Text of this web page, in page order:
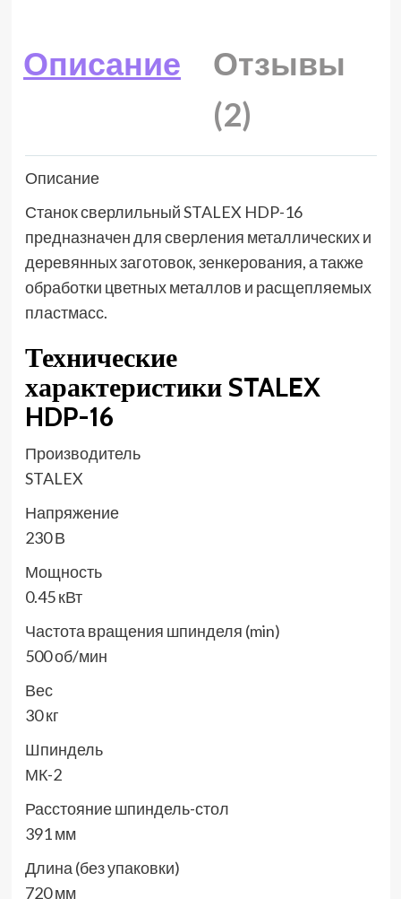
Описание
Отзывы
(2)
Описание
Станок сверлильный STALEX HDP-16
предназначен для сверления металлических и
деревянных заготовок, зенкерования, а также
обработки цветных металлов и расщепляемых
пластмасс.
Технические
характеристики STALEX
HDP-16
Производитель
STALEX
Напряжение
230 В
Мощность
0.45 кВт
Частота вращения шпинделя (min)
500 об/мин
Вес
30 кг
Шпиндель
МК-2
Расстояние шпиндель-стол
391 мм
Длина (без упаковки)
720 мм